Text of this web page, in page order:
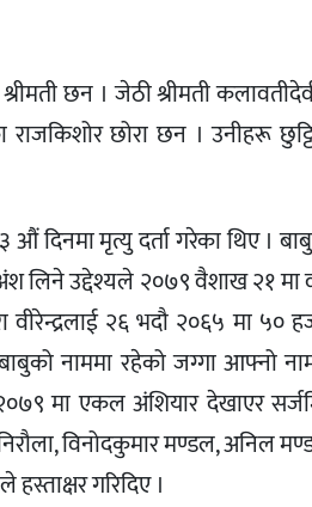
छन । जेठी श्रीमती
राजकिशोर छोरा छन । उनीहरू
औं दिनमा मृत्यु दर्ता गरेका थिए ।
लिने उद्देश्यले २०७९ वैशाख २१ मा
वीरेन्द्रलाई २६ भदौ २०६५ मा ५०
नाममा रहेको जग्गा आफ्नो
मा एकल अंशियार देखाएर
विनोदकुमार मण्डल, अनिल
गरिदिए ।